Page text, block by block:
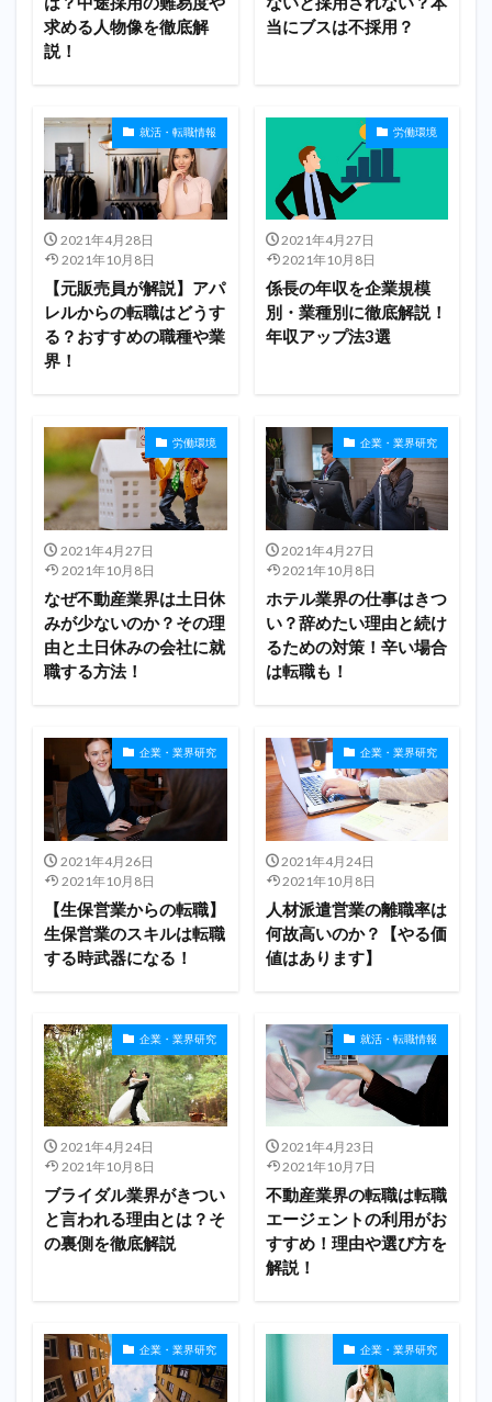
求める人物像を徹底解
説！
当にブスは不採用？
就活・転職情報
2021年4月28日
2021年10月8日
【元販売員が解説】アパ
レルからの転職はどうす
る？おすすめの職種や業
界！
労働環境
2021年4月27日
2021年10月8日
係長の年収を企業規模
別・業種別に徹底解説！
年収アップ法3選
労働環境
2021年4月27日
2021年10月8日
なぜ不動産業界は土日休
みが少ないのか？その理
由と土日休みの会社に就
職する方法！
企業・業界研究
2021年4月27日
2021年10月8日
ホテル業界の仕事はきつ
い？辞めたい理由と続け
るための対策！辛い場合
は転職も！
企業・業界研究
2021年4月26日
2021年10月8日
【生保営業からの転職】
生保営業のスキルは転職
する時武器になる！
企業・業界研究
2021年4月24日
2021年10月8日
人材派遣営業の離職率は
何故高いのか？【やる価
値はあります】
企業・業界研究
2021年4月24日
2021年10月8日
ブライダル業界がきつい
と言われる理由とは？そ
の裏側を徹底解説
就活・転職情報
2021年4月23日
2021年10月7日
不動産業界の転職は転職
エージェントの利用がお
すすめ！理由や選び方を
解説！
企業・業界研究 企業・業界研究